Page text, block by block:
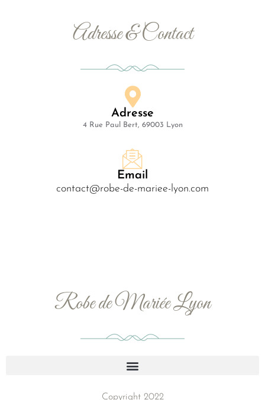
Adresse & Contact
Adresse
4 Rue Paul Bert, 69003 Lyon
Email
contact@robe-de-mariee-lyon.com
Robe de Mariée Lyon
Copyright 2022